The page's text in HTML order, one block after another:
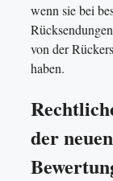
wenn sie bei
von der
haben.
der neuen